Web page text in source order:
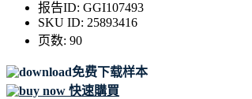
报告ID: GGI107493
SKU ID: 25893416
页数: 90
免费下载样本
快速購買